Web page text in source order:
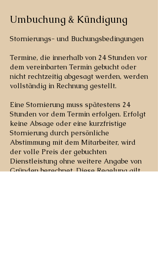
Umbuchung & Kündigung
Stornierungs- und Buchungsbedingungen
Termine, die innerhalb von 24 Stunden vor
dem vereinbarten Termin gebucht oder
nicht rechtzeitig abgesagt werden, werden
vollständig in Rechnung gestellt.
Eine Stornierung muss spätestens 24
Stunden vor dem Termin erfolgen. Erfolgt
keine Absage oder eine kurzfristige
Stornierung durch persönliche
Abstimmung mit dem Mitarbeiter, wird
der volle Preis der gebuchten
Dienstleistung ohne weitere Angabe von
Gründen berechnet. Diese Regelung gilt